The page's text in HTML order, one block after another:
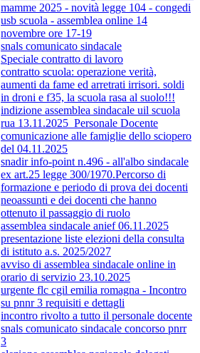
mamme 2025 - novità legge 104 - congedi
usb scuola - assemblea online 14
novembre ore 17-19
snals comunicato sindacale
Speciale contratto di lavoro
contratto scuola: operazione verità,
aumenti da fame ed arretrati irrisori. soldi
in droni e f35, la scuola rasa al suolo!!!
indizione assemblea sindacale uil scuola
rua 13.11.2025_Personale Docente
comunicazione alle famiglie dello sciopero
del 04.11.2025
snadir info-point n.496 - all'albo sindacale
ex art.25 legge 300/1970.Percorso di
formazione e periodo di prova dei docenti
neoassunti e dei docenti che hanno
ottenuto il passaggio di ruolo
assemblea sindacale anief 06.11.2025
presentazione liste elezioni della consulta
di istituto a.s. 2025/2027
avviso di assemblea sindacale online in
orario di servizio 23.10.2025
urgente flc cgil emilia romagna - Incontro
su pnnr 3 requisiti e dettagli
incontro rivolto a tutto il personale docente
snals comunicato sindacale concorso pnrr
3